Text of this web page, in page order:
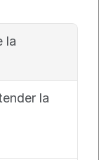
la
la